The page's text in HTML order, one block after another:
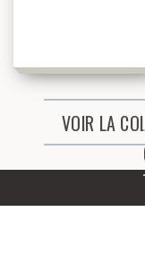
VOIR LA